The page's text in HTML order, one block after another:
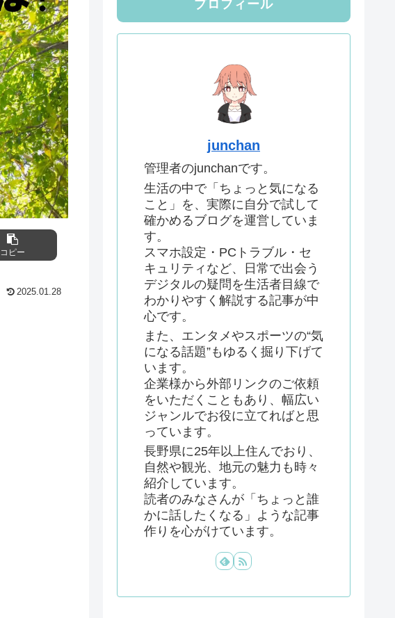
コピー
2025.01.28
プロフィール
junchan
管理者のjunchanです。
生活の中で「ちょっと気になる
こと」を、実際に自分で試して
確かめるブログを運営していま
す。
スマホ設定・PCトラブル・セ
キュリティなど、日常で出会う
デジタルの疑問を生活者目線で
わかりやすく解説する記事が中
心です。
また、エンタメやスポーツの“気
になる話題”もゆるく掘り下げて
います。
企業様から外部リンクのご依頼
をいただくこともあり、幅広い
ジャンルでお役に立てればと思
っています。
長野県に25年以上住んでおり、
自然や観光、地元の魅力も時々
紹介しています。
読者のみなさんが「ちょっと誰
かに話したくなる」ような記事
作りを心がけています。